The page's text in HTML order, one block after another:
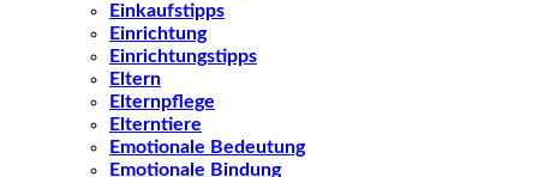
Einkaufstipps
Einrichtung
Einrichtungstipps
Eltern
Elternpflege
Elterntiere
Emotionale Bedeutung
Emotionale Bindung